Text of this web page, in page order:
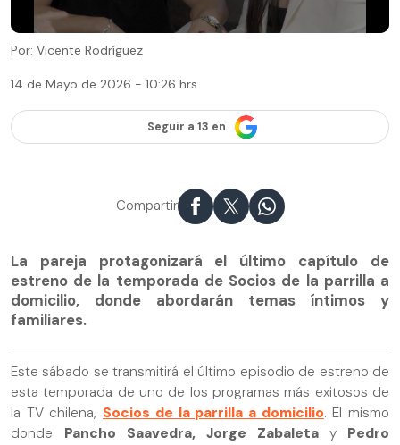
Por: Vicente Rodríguez
14 de Mayo de 2026 - 10:26 hrs.
Seguir a 13 en
Compartir
La pareja protagonizará el último capítulo de
estreno de la temporada de Socios de la parrilla a
domicilio, donde abordarán temas íntimos y
familiares.
Este sábado se transmitirá el último episodio de estreno de
esta temporada de uno de los programas más exitosos de
la TV chilena, Socios de la parrilla a domicilio. El mismo
donde Pancho Saavedra, Jorge Zabaleta y Pedro